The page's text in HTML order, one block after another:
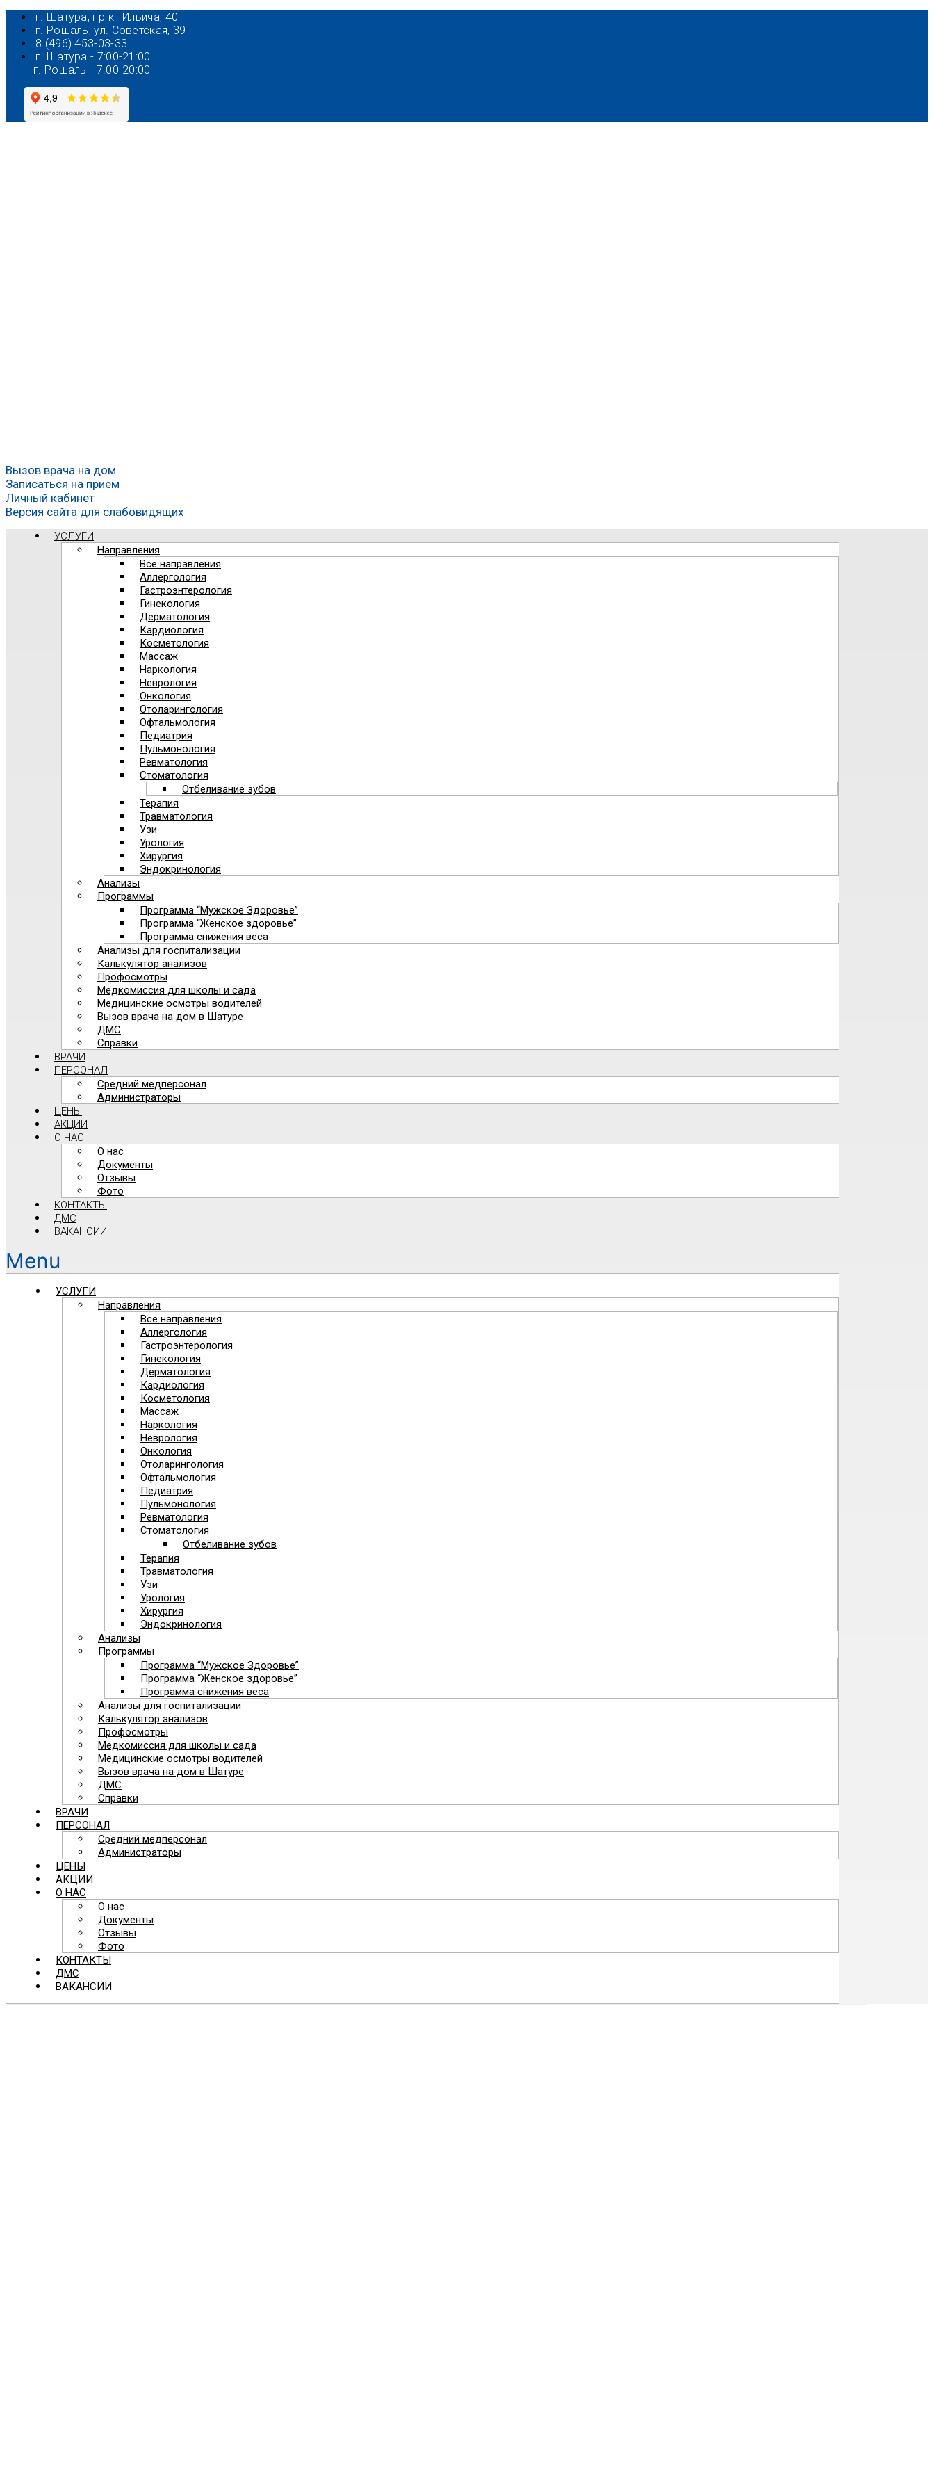
Перейти
содержимому
г. Шатура, пр-кт Ильича, 40
г. Рошаль, ул. Советская, 39
8 (496) 453-03-33
г. Шатура - 7:00-21:00
г. Рошаль - 7.00-20:00
Вызов врача на дом
Записаться на прием
Личный кабинет
Версия сайта для слабовидящих
УСЛУГИ
Направления
Все направления
Аллергология
Гастроэнтерология
Гинекология
Дерматология
Кардиология
Косметология
Массаж
Наркология
Неврология
Онкология
Отоларингология
Офтальмология
Педиатрия
Пульмонология
Ревматология
Стоматология
Отбеливание зубов
Терапия
Травматология
Узи
Урология
Хирургия
Эндокринология
Анализы
Программы
Программа “Мужское Здоровье”
Программа “Женское здоровье”
Программа снижения веса
Анализы для госпитализации
Калькулятор анализов
Профосмотры
Медкомиссия для школы и сада
Медицинские осмотры водителей
Вызов врача на дом в Шатуре
ДМС
Справки
ВРАЧИ
ПЕРСОНАЛ
Средний медперсонал
Администраторы
ЦЕНЫ
АКЦИИ
О НАС
О нас
Документы
Отзывы
Фото
КОНТАКТЫ
ДМС
ВАКАНСИИ
Menu
УСЛУГИ
Направления
Все направления
Аллергология
Гастроэнтерология
Гинекология
Дерматология
Кардиология
Косметология
Массаж
Наркология
Неврология
Онкология
Отоларингология
Офтальмология
Педиатрия
Пульмонология
Ревматология
Стоматология
Отбеливание зубов
Терапия
Травматология
Узи
Урология
Хирургия
Эндокринология
Анализы
Программы
Программа “Мужское Здоровье”
Программа “Женское здоровье”
Программа снижения веса
Анализы для госпитализации
Калькулятор анализов
Профосмотры
Медкомиссия для школы и сада
Медицинские осмотры водителей
Вызов врача на дом в Шатуре
ДМС
Справки
ВРАЧИ
ПЕРСОНАЛ
Средний медперсонал
Администраторы
ЦЕНЫ
АКЦИИ
О НАС
О нас
Документы
Отзывы
Фото
КОНТАКТЫ
ДМС
ВАКАНСИИ